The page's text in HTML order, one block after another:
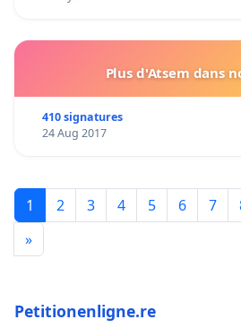
Plus d'Atsem dans
410 signatures
24 Aug 2017
1 2 3 4 5 6 7
»
Petitionenligne.re